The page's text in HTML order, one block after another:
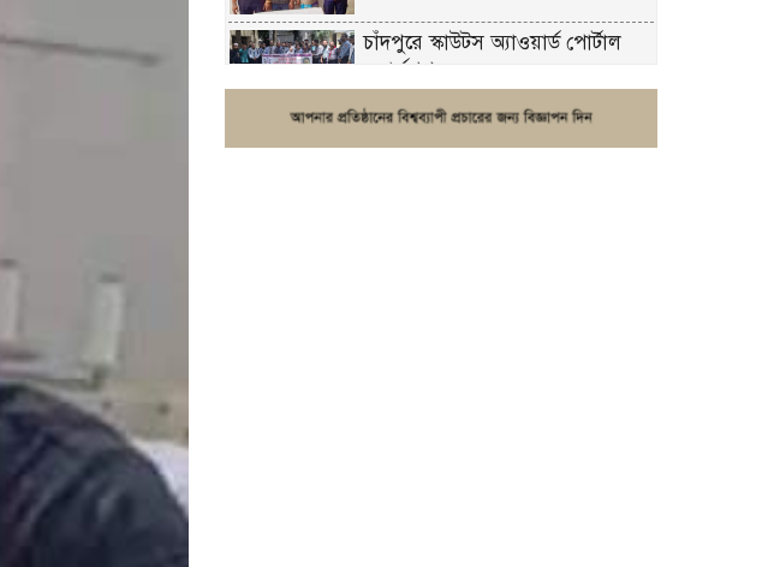
চাঁদপুরে স্কাউটস অ্যাওয়ার্ড পোর্টাল
ওয়ার্কশপ
ফরিদগঞ্জে চুরির আতঙ্ক: এক সপ্তাহে
২০টির বেশি ঘটনা, নিরাপত্তাহীনতায়